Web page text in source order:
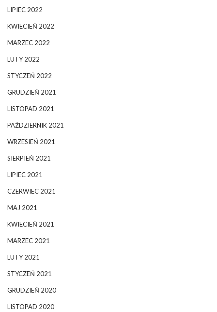
LIPIEC 2022
KWIECIEŃ 2022
MARZEC 2022
LUTY 2022
STYCZEŃ 2022
GRUDZIEŃ 2021
LISTOPAD 2021
PAŹDZIERNIK 2021
WRZESIEŃ 2021
SIERPIEŃ 2021
LIPIEC 2021
CZERWIEC 2021
MAJ 2021
KWIECIEŃ 2021
MARZEC 2021
LUTY 2021
STYCZEŃ 2021
GRUDZIEŃ 2020
LISTOPAD 2020